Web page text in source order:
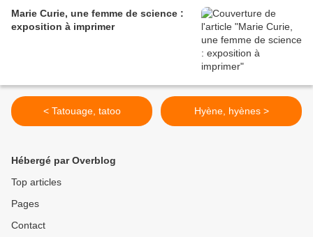
Marie Curie, une femme de science :
exposition à imprimer
< Tatouage, tatoo Hyène, hyènes >
Hébergé par Overblog
Top articles
Pages
Contact